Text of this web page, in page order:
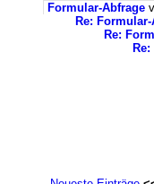
Formular-Abfrage
Re:
Re: